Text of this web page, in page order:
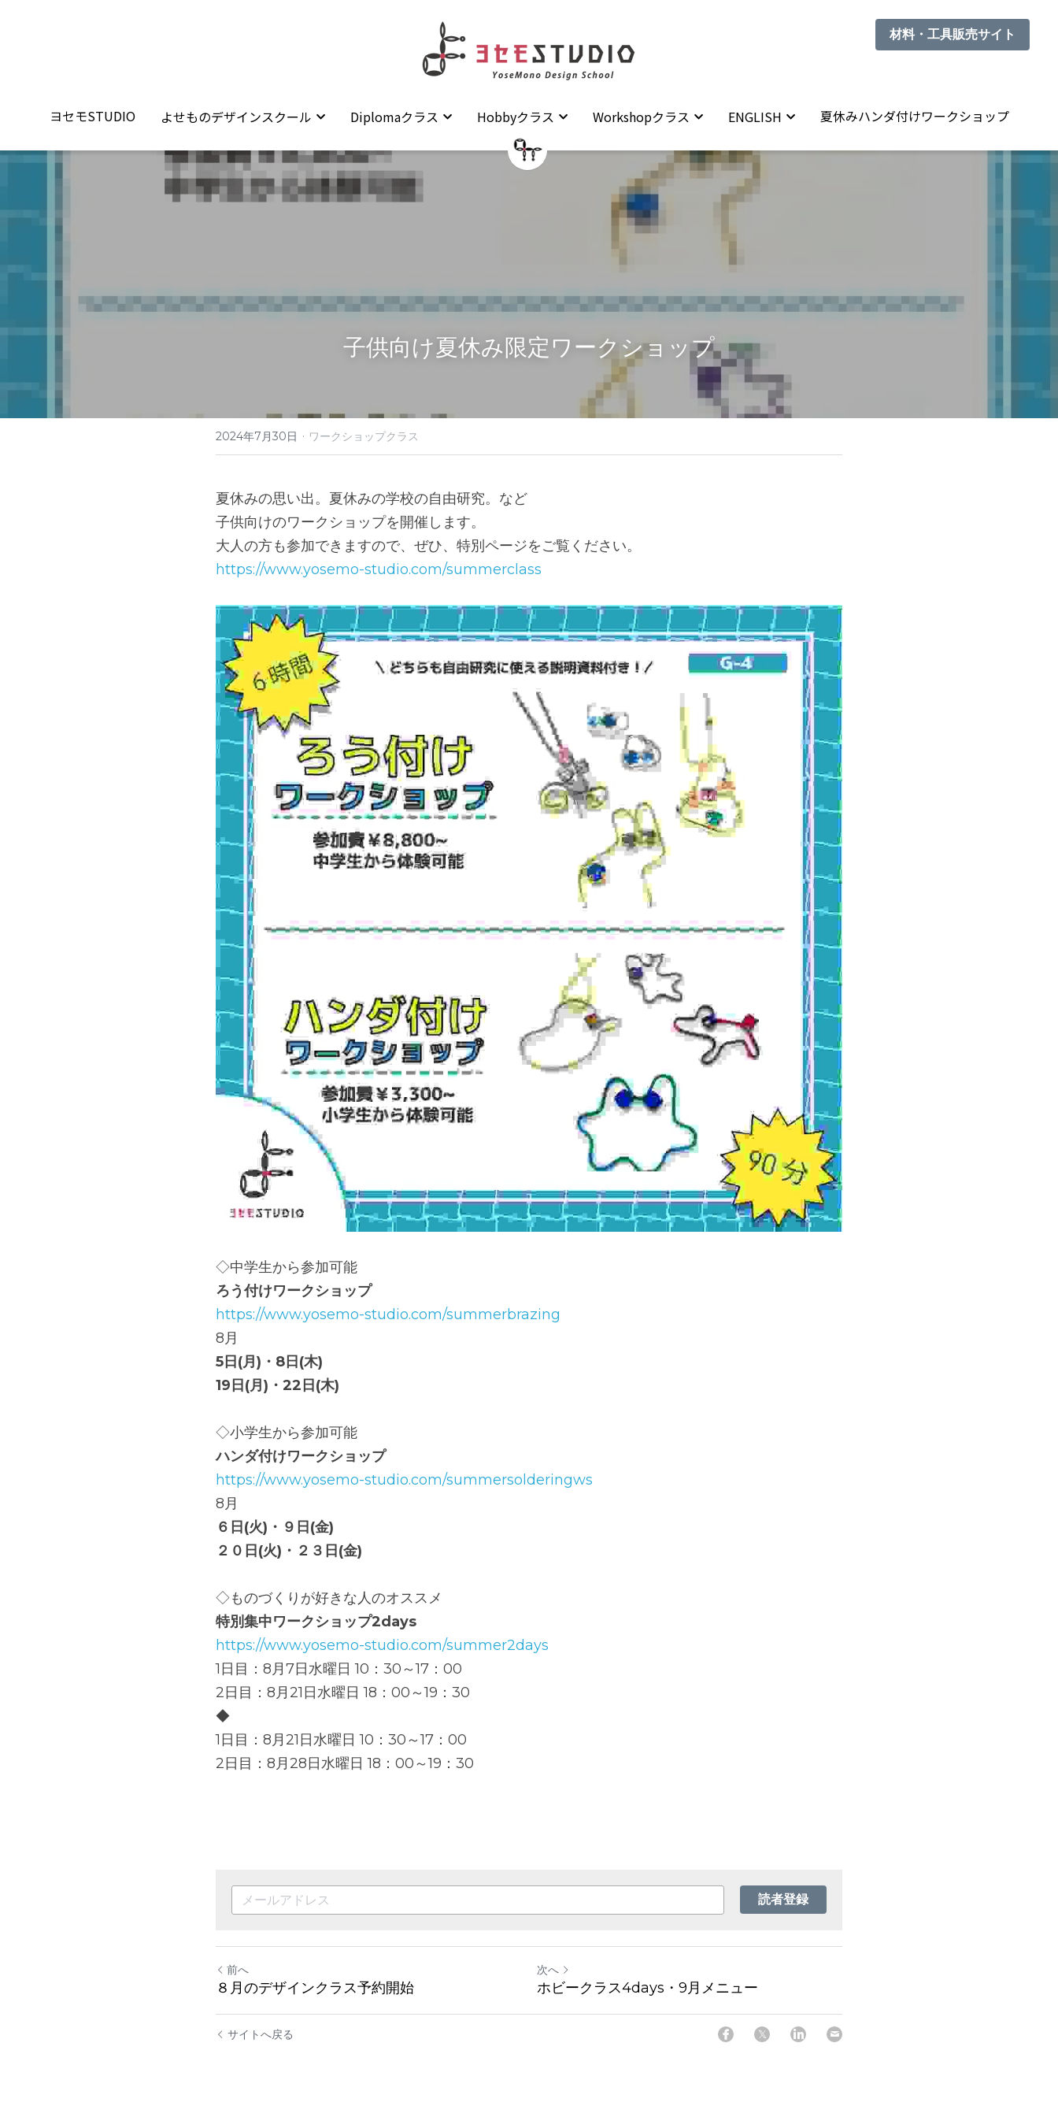
ヨセモSTUDIO よせものデザインスクール Diplomaクラス Hobbyクラス Workshopクラス ENGLISH 夏休みハンダ付けワークショップ
材料・工具販売サイト
ヨセモSTUDIO よせものデザインスクール Diplomaクラス Hobbyクラス Workshopクラス ENGLISH 夏休みハンダ付けワークショップ
材料・工具販売サイト
子供向け夏休み限定ワークショップ
2024年7月30日 · ワークショップクラス
夏休みの思い出。夏休みの学校の自由研究。など
子供向けのワークショップを開催します。
大人の方も参加できますので、ぜひ、特別ページをご覧ください。
https://www.yosemo-studio.com/summerclass
◇中学生から参加可能
ろう付けワークショップ
https://www.yosemo-studio.com/summerbrazing
8月
5日(月)・8日(木)
19日(月)・22日(木)
◇小学生から参加可能
ハンダ付けワークショップ
https://www.yosemo-studio.com/summersolderingws
8月
６日(火)・９日(金)
２０日(火)・２３日(金)
◇ものづくりが好きな人のオススメ
特別集中ワークショップ2days
https://www.yosemo-studio.com/summer2days
1日目：8月7日水曜日 10：30～17：00
2日目：8月21日水曜日 18：00～19：30
◆
1日目：8月21日水曜日 10：30～17：00
2日目：8月28日水曜日 18：00～19：30
読者登録
前へ
８月のデザインクラス予約開始
次へ
ホビークラス4days・9月メニュー
サイトへ戻る